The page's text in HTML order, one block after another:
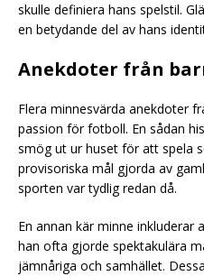
skulle definiera hans spelstil.
en betydande del av hans
Anekdoter från
Flera minnesvärda anekdoter
passion för fotboll. En sådan
smög ut ur huset för att spela
provisoriska mål gjorda av
sporten var tydlig redan då.
En annan kär minne inkluderar
han ofta gjorde spektakulära
jämnåriga och samhället.